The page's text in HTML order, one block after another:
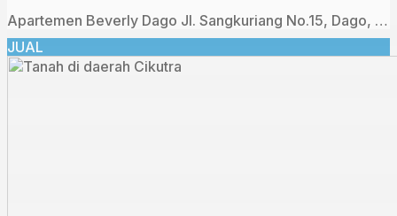
Apartemen Beverly Dago Jl. Sangkuriang No.15, Dago, Kecamatan Coblong, Kota Bandung, Jawa Barat 40135
JUAL